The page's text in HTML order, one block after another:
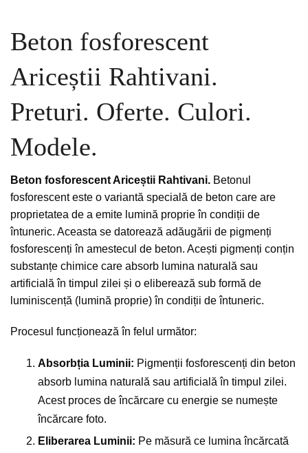
Beton fosforescent
Ariceștii Rahtivani.
Preturi. Oferte. Culori.
Modele.
Beton fosforescent Ariceștii Rahtivani. Betonul
fosforescent este o variantă specială de beton care are
proprietatea de a emite lumină proprie în condiții de
întuneric. Aceasta se datorează adăugării de pigmenți
fosforescenți în amestecul de beton. Acești pigmenți conțin
substanțe chimice care absorb lumina naturală sau
artificială în timpul zilei și o eliberează sub formă de
luminiscență (lumină proprie) în condiții de întuneric.
Procesul funcționează în felul următor:
Absorbția Luminii: Pigmenții fosforescenți din beton
absorb lumina naturală sau artificială în timpul zilei.
Acest proces de încărcare cu energie se numește
încărcare foto.
Eliberarea Luminii: Pe măsură ce lumina încărcată